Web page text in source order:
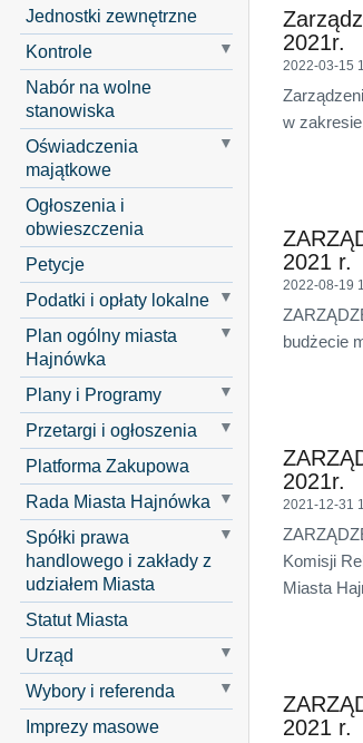
Jednostki zewnętrzne
Kontrole
Nabór na wolne
stanowiska
Oświadczenia
majątkowe
Ogłoszenia i
obwieszczenia
Petycje
Podatki i opłaty lokalne
Plan ogólny miasta
Hajnówka
Plany i Programy
Przetargi i ogłoszenia
Platforma Zakupowa
Rada Miasta Hajnówka
Spółki prawa
handlowego i zakłady z
udziałem Miasta
Statut Miasta
Urząd
Wybory i referenda
Imprezy masowe
2021r.
2022-03-15
w
2021 r.
2022-08-19
budżecie
2021r.
2021-12-31
Komisji
Miasta
2021 r.